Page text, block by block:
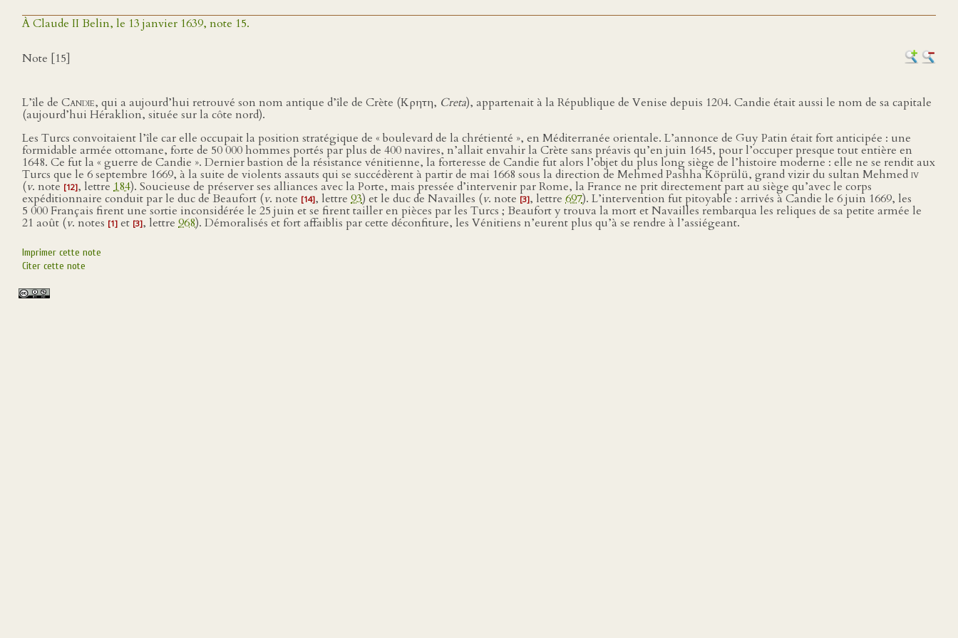
À Claude II Belin, le 13 janvier 1639, note 15.
Note [15]
L’île de Candie, qui a aujourd’hui retrouvé son nom antique d’île de Crète (Κρητη, Creta), appartenait à la République de Venise depuis 1204. Candie était aussi le nom de sa capitale
(aujourd’hui Héraklion, située sur la côte nord).
Les Turcs convoitaient l’île car elle occupait la position stratégique de « boulevard de la chrétienté », en Méditerranée orientale. L’annonce de Guy Patin était fort anticipée : une
formidable armée ottomane, forte de 50 000 hommes portés par plus de 400 navires, n’allait envahir la Crète sans préavis qu’en juin 1645, pour l’occuper presque tout entière en
1648. Ce fut la « guerre de Candie ». Dernier bastion de la résistance vénitienne, la forteresse de Candie fut alors l’objet du plus long siège de l’histoire moderne : elle ne se rendit aux
Turcs que le 6 septembre 1669, à la suite de violents assauts qui se succédèrent à partir de mai 1668 sous la direction de Mehmed Pashha Köprülü, grand vizir du sultan Mehmediv
(v. note [12], lettre 184). Soucieuse de préserver ses alliances avec la Porte, mais pressée d’intervenir par Rome, la France ne prit directement part au siège qu’avec le corps
expéditionnaire conduit par le duc de Beaufort (v. note [14], lettre 93) et le duc de Navailles (v. note [3], lettre 697). L’intervention fut pitoyable : arrivés à Candie le 6 juin 1669, les
5 000 Français firent une sortie inconsidérée le 25 juin et se firent tailler en pièces par les Turcs ; Beaufort y trouva la mort et Navailles rembarqua les reliques de sa petite armée le
21 août (v. notes [1] et [3], lettre 968). Démoralisés et fort affaiblis par cette déconfiture, les Vénitiens n’eurent plus qu’à se rendre à l’assiégeant.
Imprimer cette note
Citer cette note